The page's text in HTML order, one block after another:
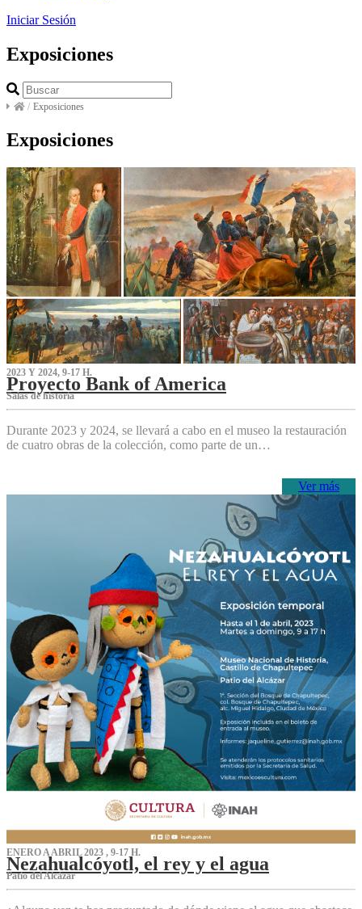
Iniciar Sesión
Exposiciones
/ Exposiciones
Exposiciones
2023 Y 2024, 9-17 H.
Proyecto Bank of America
S‌alas de historia
Durante 2023 y 2024, se llevará a cabo en el museo la restauración
de cuatro obras de la colección, como parte de un…
Ver más
ENERO A ABRIL 2023 , 9-17 H.
Nezahualcóyotl, el rey y el agua
Patio del Alcázar